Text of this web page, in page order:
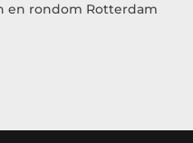
en rondom Rotterdam